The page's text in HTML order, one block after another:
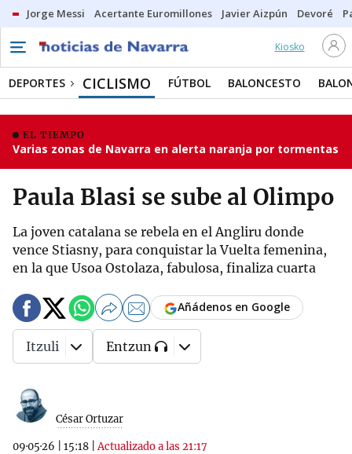
Jorge Messi Acertante Euromillones Javier Aizpún Devoré
Kiosko
DEPORTES CICLISMO FÚTBOL BALONCESTO
EL TIEMPO
Varias zonas de Navarra en alerta naranja por tormentas
Paula Blasi se sube al Olimpo
La joven catalana se rebela en el Angliru donde
vence Stiasny, para conquistar la Vuelta femenina,
en la que Usoa Ostolaza, fabulosa, finaliza cuarta
César Ortuzar
09·05·26 15:18 |Actualizado a las 21:17
Añádenos en Google
Itzuli Entzun